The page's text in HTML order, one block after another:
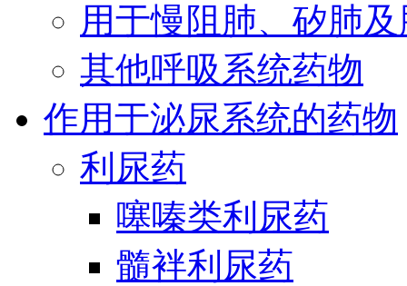
用于慢阻肺、矽肺
其他呼吸系统药物
作用于泌尿系统的药物
利尿药
噻嗪类利尿药
髓袢利尿药